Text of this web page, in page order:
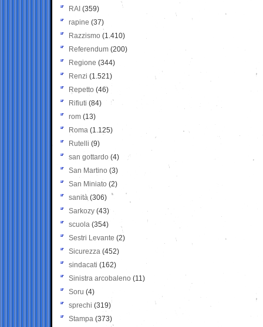
RAI (359)
rapine (37)
Razzismo (1.410)
Referendum (200)
Regione (344)
Renzi (1.521)
Repetto (46)
Rifiuti (84)
rom (13)
Roma (1.125)
Rutelli (9)
san gottardo (4)
San Martino (3)
San Miniato (2)
sanità (306)
Sarkozy (43)
scuola (354)
Sestri Levante (2)
Sicurezza (452)
sindacati (162)
Sinistra arcobaleno (11)
Soru (4)
sprechi (319)
Stampa (373)